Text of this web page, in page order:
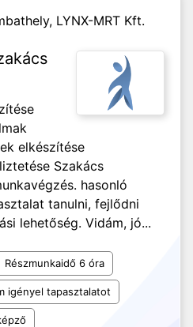
LYNX-MRT Kft.
elkészítése
Szakács
hasonló
tanulni, fejlődni
lehetőség. Vidám, jó...
Részmunkaidő 6 óra
igényel tapasztalatot